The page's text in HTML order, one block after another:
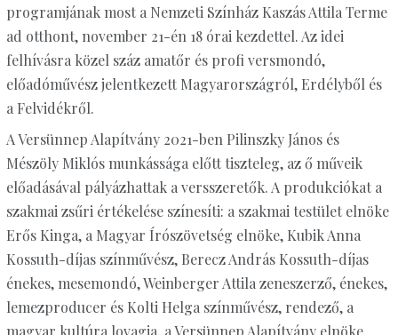
programjának most a Nemzeti Színház Kaszás Attila Terme
ad otthont, november 21-én 18 órai kezdettel. Az idei
felhívásra közel száz amatőr és profi versmondó,
előadóművész jelentkezett Magyarországról, Erdélyből és
a Felvidékről.
A Versünnep Alapítvány 2021-ben Pilinszky János és
Mészöly Miklós munkássága előtt tiszteleg, az ő műveik
előadásával pályázhattak a versszeretők. A produkciókat a
szakmai zsűri értékelése színesíti: a szakmai testület elnöke
Erős Kinga, a Magyar Írószövetség elnöke, Kubik Anna
Kossuth-díjas színművész, Berecz András Kossuth-díjas
énekes, mesemondó, Weinberger Attila zeneszerző, énekes,
lemezproducer és Kolti Helga színművész, rendező, a
magyar kultúra lovagja, a Versünnep Alapítvány elnöke.